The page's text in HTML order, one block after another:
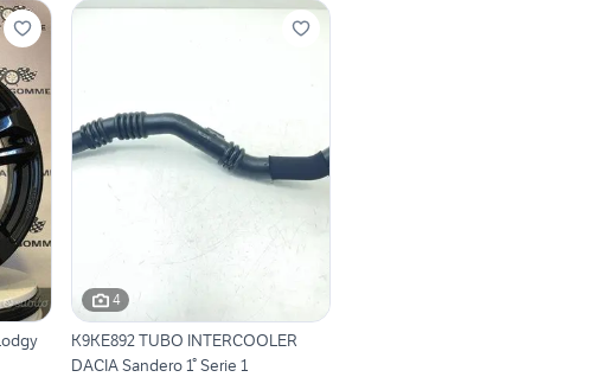
4
K9KE892 TUBO INTERCOOLER
DACIA Sandero 1° Serie 1